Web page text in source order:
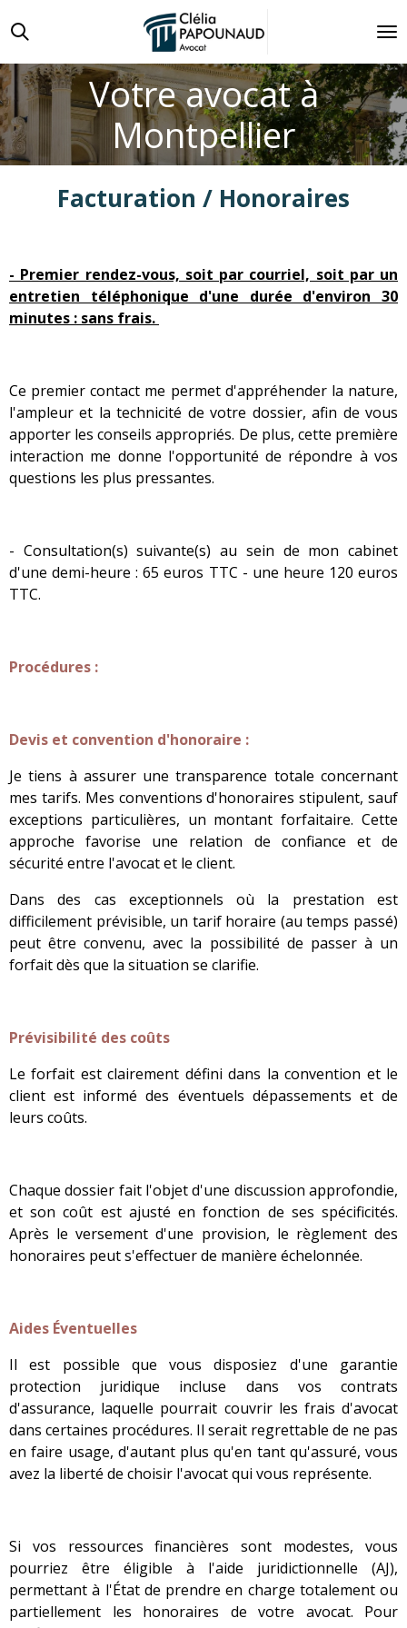
au
contenu
principal
Votre avocat à
Montpellier
Facturation / Honoraires
- Premier rendez-vous, soit par courriel, soit par un
entretien téléphonique d'une durée d'environ 30
minutes : sans frais.
Ce premier contact me permet d'appréhender la nature,
l'ampleur et la technicité de votre dossier, afin de vous
apporter les conseils appropriés. De plus, cette première
interaction me donne l'opportunité de répondre à vos
questions les plus pressantes.
- Consultation(s) suivante(s) au sein de mon cabinet
d'une demi-heure : 65 euros TTC - une heure 120 euros
TTC.
Procédures :
Devis et convention d'honoraire :
Je tiens à assurer une transparence totale concernant
mes tarifs. Mes conventions d'honoraires stipulent, sauf
exceptions particulières, un montant forfaitaire. Cette
approche favorise une relation de confiance et de
sécurité entre l'avocat et le client.
Dans des cas exceptionnels où la prestation est
difficilement prévisible, un tarif horaire (au temps passé)
peut être convenu, avec la possibilité de passer à un
forfait dès que la situation se clarifie.
Prévisibilité des coûts
Le forfait est clairement défini dans la convention et le
client est informé des éventuels dépassements et de
leurs coûts.
Chaque dossier fait l'objet d'une discussion approfondie,
et son coût est ajusté en fonction de ses spécificités.
Après le versement d'une provision, le règlement des
honoraires peut s'effectuer de manière échelonnée.
Aides Éventuelles
Il est possible que vous disposiez d'une garantie
protection juridique incluse dans vos contrats
d'assurance, laquelle pourrait couvrir les frais d'avocat
dans certaines procédures. Il serait regrettable de ne pas
en faire usage, d'autant plus qu'en tant qu'assuré, vous
avez la liberté de choisir l'avocat qui vous représente.
Si vos ressources financières sont modestes, vous
pourriez être éligible à l'aide juridictionnelle (AJ),
permettant à l'État de prendre en charge totalement ou
partiellement les honoraires de votre avocat. Pour